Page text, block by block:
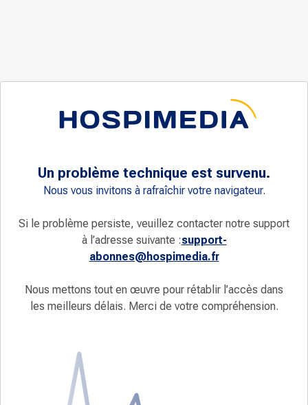
Un problème technique est survenu.
Nous vous invitons à rafraîchir votre navigateur.
Si le problème persiste, veuillez contacter notre support
à l’adresse suivante :support-
abonnes@hospimedia.fr
Nous mettons tout en œuvre pour rétablir l’accès dans
les meilleurs délais. Merci de votre compréhension.